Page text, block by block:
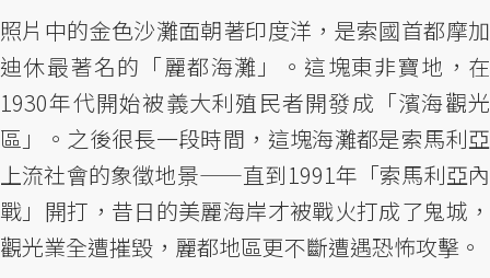
照片中的金色沙灘面朝著印度洋，是索國首都摩加
迪休最著名的「麗都海灘」。這塊東非寶地，在
1930年代開始被義大利殖民者開發成「濱海觀光
區」。之後很長一段時間，這塊海灘都是索馬利亞
上流社會的象徵地景——直到1991年「索馬利亞內
戰」開打，昔日的美麗海岸才被戰火打成了鬼城，
觀光業全遭摧毀，麗都地區更不斷遭遇恐怖攻擊。